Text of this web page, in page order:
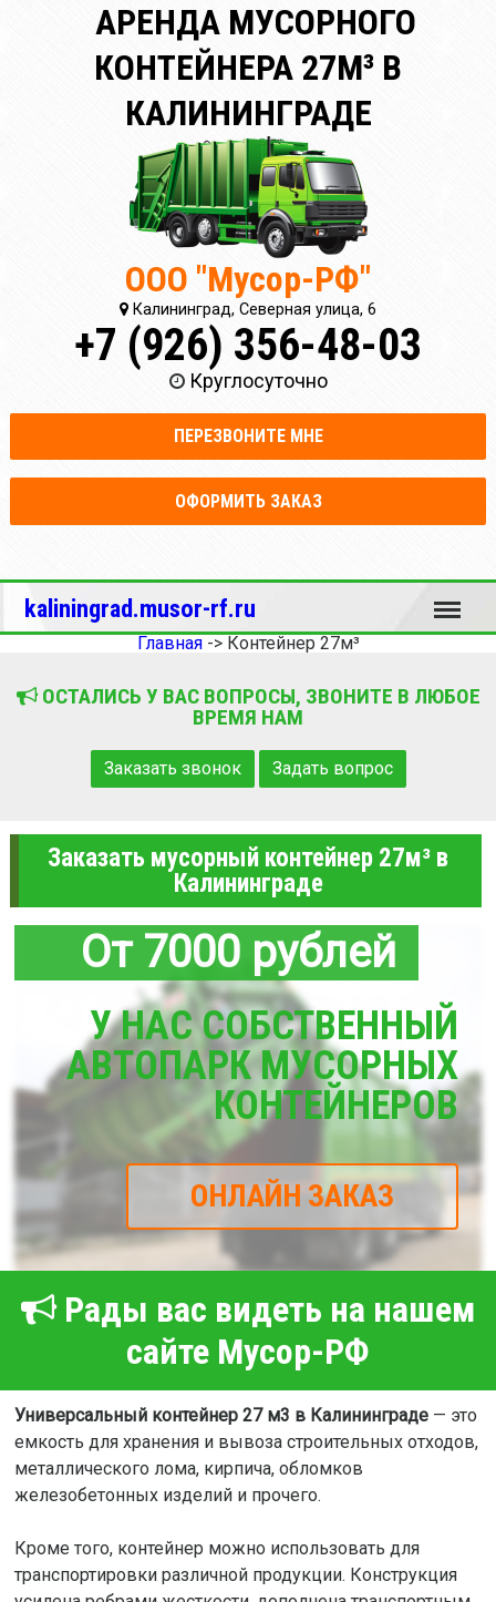
АРЕНДА МУСОРНОГО
КОНТЕЙНЕРА 27М³ В
КАЛИНИНГРАДЕ
ООО "Мусор-РФ"
Калининград, Северная улица, 6
+7 (926) 356-48-03
Круглосуточно
ПЕРЕЗВОНИТЕ МНЕ
ОФОРМИТЬ ЗАКАЗ
kaliningrad.musor-rf.ru Меню
Главная-> Контейнер 27м³
ОСТАЛИСЬ У ВАС ВОПРОСЫ, ЗВОНИТЕ В ЛЮБОЕ
ВРЕМЯ НАМ
Заказать звонок Задать вопрос
Заказать мусорный контейнер 27м³ в
Калининграде
От 7000 рублей
У НАС СОБСТВЕННЫЙ
АВТОПАРК МУСОРНЫХ
КОНТЕЙНЕРОВ
ОНЛАЙН ЗАКАЗ
Рады вас видеть на нашем
сайте Мусор-РФ
Универсальный контейнер 27 м3 в Калининграде— это
емкость для хранения и вывоза строительных отходов,
металлического лома, кирпича, обломков
железобетонных изделий и прочего.
Кроме того, контейнер можно использовать для
транспортировки различной продукции. Конструкция